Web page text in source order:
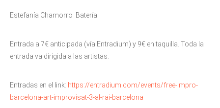
Estefanía Chamorro Batería
Entrada a 7€ anticipada (vía Entradium) y 9€ en taquilla. Toda la
entrada va dirigida a las artistas.
Entradas en el link: https://entradium.com/events/free-impro-
barcelona-art-improvisat-3-al-rai-barcelona